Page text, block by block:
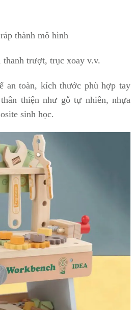
thành mô hình
thanh trượt, trục xoay v.v.
an toàn, kích thước phù hợp tay
thiện như gỗ tự nhiên, nhựa
sinh học.